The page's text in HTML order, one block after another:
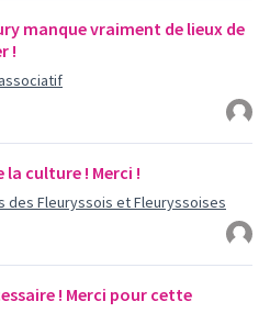
manque vraiment de lieux de
!
la culture ! Merci !
des Fleuryssois et Fleuryssoises
! Merci pour cette